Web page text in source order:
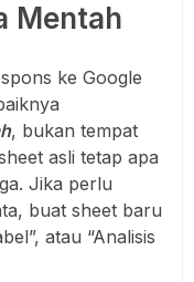
Mentah
ke Google
, bukan tempat
asli tetap apa
Jika perlu
buat sheet baru
atau “Analisis